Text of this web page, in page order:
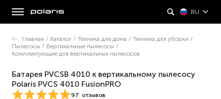
RU
Главная / Каталог / Техника для дома / Техника для уборки /
Пылесосы / Вертикальные пылесосы /
Комплектующие для вертикальных пылесосов
Батарея PVCSB 4010 к вертикальному пылесосу
Polaris PVCS 4010 FusionPRO
97 отзывов